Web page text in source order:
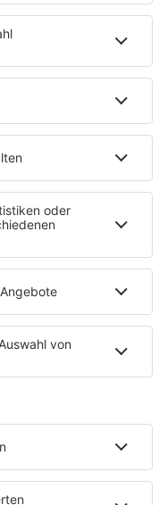
Kopf?
„Ich bin schlecht“
realistisch
Was mache
Ehrliches,
dein
in unserem Artikel